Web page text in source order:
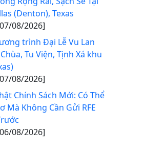
(Denton), Texas
08/2026]
trình Đại Lễ Vu Lan
Tu Viện, Tịnh Xá khu
08/2026]
Chính Sách Mới: Có Thể
Mà Không Cần Gửi RFE
08/2026]